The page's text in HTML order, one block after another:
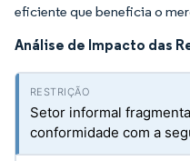
eficiente que beneficia o
Análise de Impacto das
Setor informal
conformidade com a